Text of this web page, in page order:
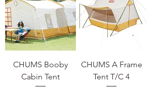
CHUMS Booby
Cabin Tent
CHUMS A Frame
Tent T/C 4